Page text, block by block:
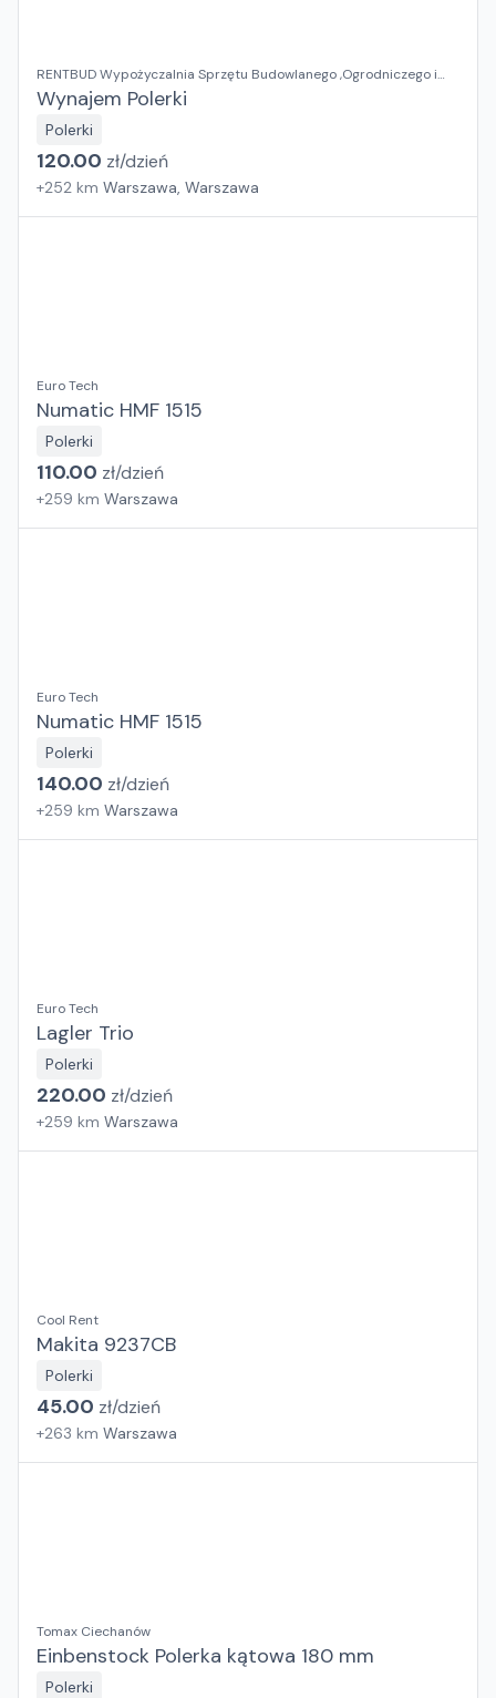
RENTBUD Wypożyczalnia Sprzętu Budowlanego ,Ogrodniczego i
Elektronarzędzi
Wynajem Polerki
Polerki
120.00 zł/dzień
+252 km Warszawa, Warszawa
Euro Tech
Numatic HMF 1515
Polerki
110.00 zł/dzień
+259 km Warszawa
Euro Tech
Numatic HMF 1515
Polerki
140.00 zł/dzień
+259 km Warszawa
Euro Tech
Lagler Trio
Polerki
220.00 zł/dzień
+259 km Warszawa
Cool Rent
Makita 9237CB
Polerki
45.00 zł/dzień
+263 km Warszawa
Tomax Ciechanów
Einbenstock Polerka kątowa 180 mm
Polerki